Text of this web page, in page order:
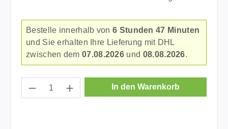
Bestelle innerhalb von 6 Stunden 47 Minuten
und Sie erhalten Ihre Lieferung mit DHL
zwischen dem 07.08.2026 und 08.08.2026.
Produkt Anzahl: Gib den gewünschten
In den Warenkorb